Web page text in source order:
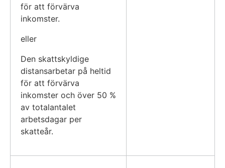
för att förvärva
inkomster.
eller
Den skattskyldige
distansarbetar på heltid
för att förvärva
inkomster och över 50 %
av totalantalet
arbetsdagar per
skatteår.